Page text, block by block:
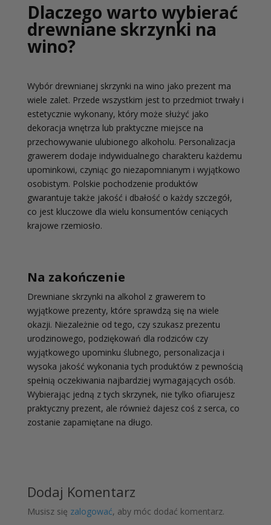
Dlaczego warto wybierać
drewniane skrzynki na
wino?
Wybór drewnianej skrzynki na wino jako prezent ma
wiele zalet. Przede wszystkim jest to przedmiot trwały i
estetycznie wykonany, który może służyć jako
dekoracja wnętrza lub praktyczne miejsce na
przechowywanie ulubionego alkoholu. Personalizacja
grawerem dodaje indywidualnego charakteru każdemu
upominkowi, czyniąc go niezapomnianym i wyjątkowo
osobistym. Polskie pochodzenie produktów
gwarantuje także jakość i dbałość o każdy szczegół,
co jest kluczowe dla wielu konsumentów ceniących
krajowe rzemiosło.
Na zakończenie
Drewniane skrzynki na alkohol z grawerem to
wyjątkowe prezenty, które sprawdzą się na wiele
okazji. Niezależnie od tego, czy szukasz prezentu
urodzinowego, podziękowań dla rodziców czy
wyjątkowego upominku ślubnego, personalizacja i
wysoka jakość wykonania tych produktów z pewnością
spełnią oczekiwania najbardziej wymagających osób.
Wybierając jedną z tych skrzynek, nie tylko ofiarujesz
praktyczny prezent, ale również dajesz coś z serca, co
zostanie zapamiętane na długo.
Dodaj Komentarz
Musisz się zalogować, aby móc dodać komentarz.